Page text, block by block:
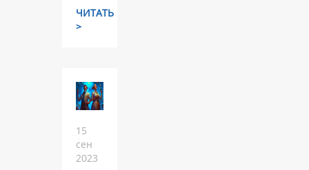
ЧИТАТЬ
>
15
сен
2023